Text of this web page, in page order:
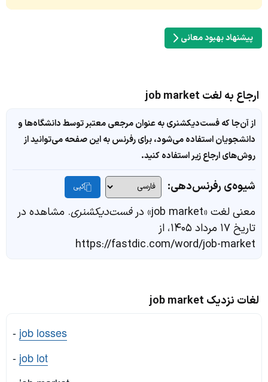
پیشنهاد بهبود معانی
ارجاع به لغت job market
از آن‌جا که فست‌دیکشنری به عنوان مرجعی معتبر توسط دانشگاه‌ها و
دانشجویان استفاده می‌شود، برای رفرنس به این صفحه می‌توانید از
روش‌های ارجاع زیر استفاده کنید.
شیوه‌ی رفرنس‌دهی: کپی
معنی لغت «job market» در فست‌دیکشنری. مشاهده در
تاریخ ۱۷ مرداد ۱۴۰۵، از
https://fastdic.com/word/job-market
لغات نزدیک job market
- job losses
- job lot